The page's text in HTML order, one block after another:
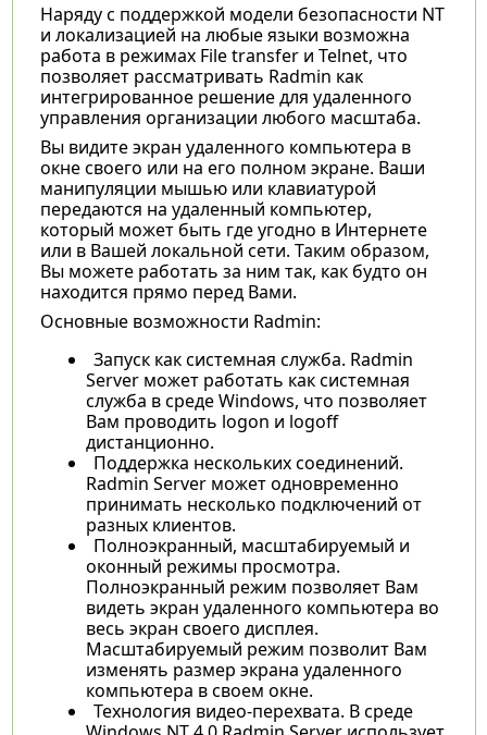
Наряду с поддержкой модели безопасности NT
и локализацией на любые языки возможна
работа в режимах File transfer и Telnet, что
позволяет рассматривать Radmin как
интегрированное решение для удаленного
управления организации любого масштаба.
Вы видите экран удаленного компьютера в
окне своего или на его полном экране. Ваши
манипуляции мышью или клавиатурой
передаются на удаленный компьютер,
который может быть где угодно в Интернете
или в Вашей локальной сети. Таким образом,
Вы можете работать за ним так, как будто он
находится прямо перед Вами.
Основные возможности Radmin:
Запуск как системная служба. Radmin
Server может работать как системная
служба в среде Windows, что позволяет
Вам проводить logon и logoff
дистанционно.
Поддержка нескольких соединений.
Radmin Server может одновременно
принимать несколько подключений от
разных клиентов.
Полноэкранный, масштабируемый и
оконный режимы просмотра.
Полноэкранный режим позволяет Вам
видеть экран удаленного компьютера во
весь экран своего дисплея.
Масштабируемый режим позволит Вам
изменять размер экрана удаленного
компьютера в своем окне.
Технология видео-перехвата. В среде